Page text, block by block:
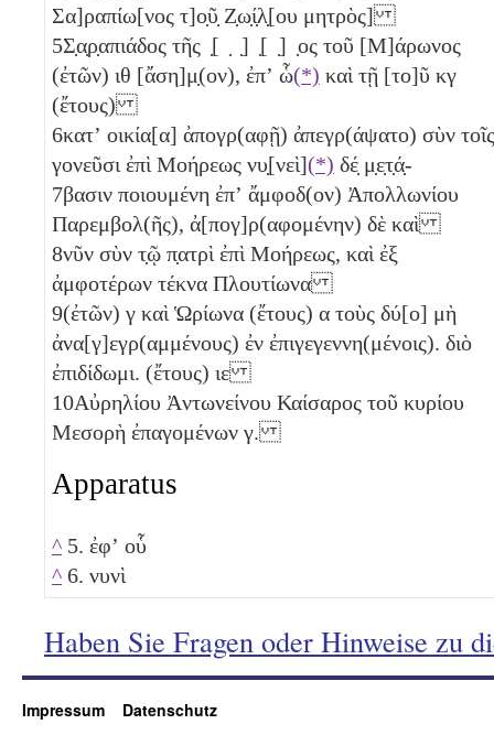
Σα]ραπίω[νος τ]ο̣ῦ̣ Ζ̣ω̣ί̣λ̣[ου μητρὸς]
5Σ̣α̣ρ̣απιάδος τῆς ̣[ ̣ ̣] ̣[ ̣] ̣ος τοῦ [Μ]άρωνος
(ἐτῶν) ιθ [ἄση]μ̣(ον), ἐπʼ ὧ(*) καὶ τῇ [το]ῦ κγ
(ἔτους)
6κατʼ οικία[α] ἀπογρ(αφῇ) ἀπεγρ(άψατο) σὺν τοῖς
γονεῦσι ἐπὶ Μοήρεως νυ̣[νεὶ](*) δέ̣ μ̣ε̣τ̣ά̣-
7βασιν ποιουμένη ἐπʼ ἄμφοδ(ον) Ἀπολλωνίου
Παρεμβολ(ῆς), ἀ[πογ]ρ(αφομένην) δὲ καὶ
8νῦν σὺν τ̣ῷ π̣ατρὶ ἐπὶ Μοήρεως, καὶ ἐξ
ἀμφοτέρων τέκνα Πλουτίωνα
9(ἐτῶν) γ καὶ Ὡρίωνα (ἔτους) α τοὺς δύ[ο] μὴ
ἀνα[γ]εγρ(αμμένους) ἐν ἐπιγεγεννη(μένοις). διὸ
ἐπιδίδωμι. (ἔτους) ιε
10Αὐρηλίου Ἀντωνείνου Καίσαρος τοῦ κυρίου
Μεσορὴ ἐπαγομένων γ.
Apparatus
^ 5. ἐφʼ οὗ
^ 6. νυνὶ
Haben Sie Fragen oder Hinweise zu
Impressum Datenschutz